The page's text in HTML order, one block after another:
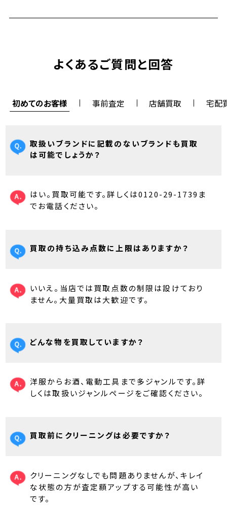
よくあるご質問と回答
初めてのお客様 事前査定 店舗買取 宅配
取扱いブランドに記載のないブランドも買取
は可能でしょうか？
はい。買取可能です。詳しくは0120-29-1739ま
でお電話ください。
買取の持ち込み点数に上限はありますか？
いいえ。当店では買取点数の制限は設けており
ません。大量買取は大歓迎です。
どんな物を買取していますか？
洋服からお酒、電動工具まで多ジャンルです。詳
しくは取扱いジャンルページをご確認ください。
買取前にクリーニングは必要ですか？
クリーニングなしでも問題ありませんが、キレイ
な状態の方が査定額アップする可能性が高い
です。